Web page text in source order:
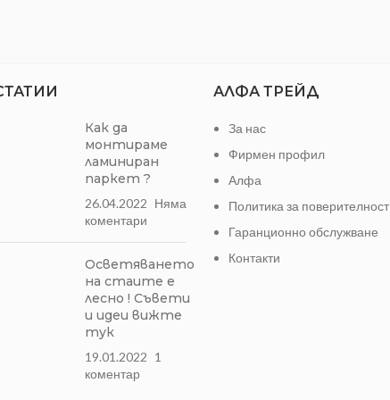
Как да
монтираме
ламиниран
паркет ?
26.04.2022 Няма
коментари
Осветяването
на стаите е
лесно ! Съвети
и идеи вижте
тук
19.01.2022 1
коментар
АЛФА ТРЕЙД
За нас
Фирмен профил
Алфа
Политика за поверителност
Гаранционно обслужване
Контакти